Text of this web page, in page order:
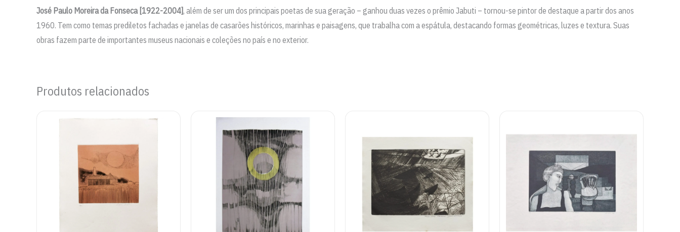
José Paulo Moreira da Fonseca [1922-2004], além de ser um dos principais poetas de sua geração – ganhou duas vezes o prêmio Jabuti – tornou-se pintor de destaque a partir dos anos
1960. Tem como temas prediletos fachadas e janelas de casarões históricos, marinhas e paisagens, que trabalha com a espátula, destacando formas geométricas, luzes e textura. Suas
obras fazem parte de importantes museus nacionais e coleções no país e no exterior.
Produtos relacionados